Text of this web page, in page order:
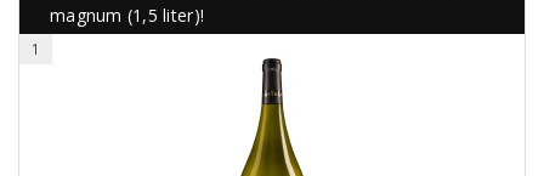
magnum (1,5 liter)!
1